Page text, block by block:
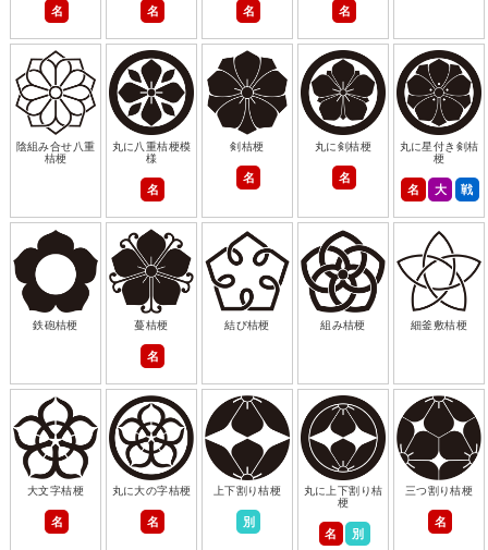
名 名 名 名
陰組み合せ八重
桔梗
丸に八重桔梗模
様
名
剣桔梗
名
丸に剣桔梗
名
丸に星付き剣桔
梗
名 大 戦
鉄砲桔梗 蔓桔梗
名
結び桔梗 組み桔梗 細釜敷桔梗
大文字桔梗
名
丸に大の字桔梗
名
上下割り桔梗
別
丸に上下割り桔
梗
名 別
三つ割り桔梗
名